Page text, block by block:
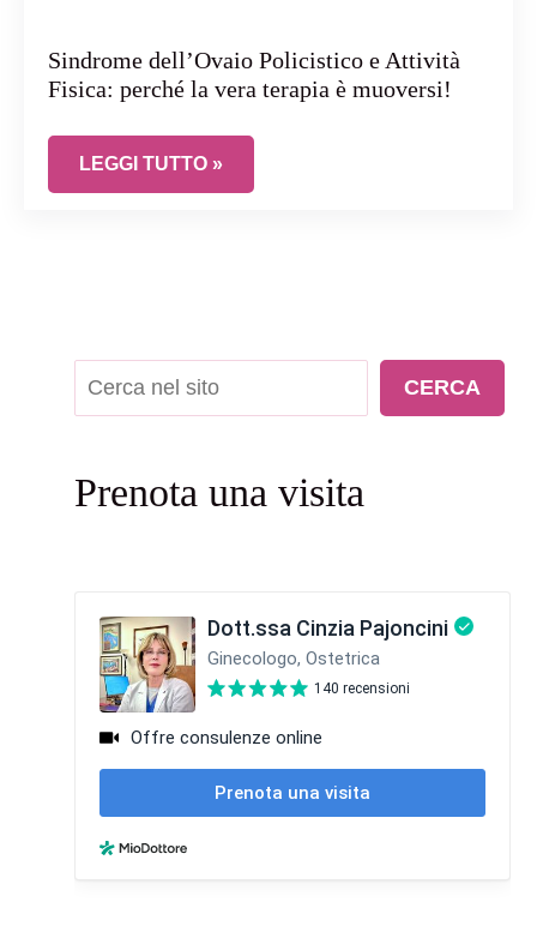
Sindrome dell’Ovaio Policistico e Attività
Fisica: perché la vera terapia è muoversi!
SINDROME DELL’OVAIO POLICISTICO E
LEGGI TUTTO »
Cerca CERCA
Prenota una visita